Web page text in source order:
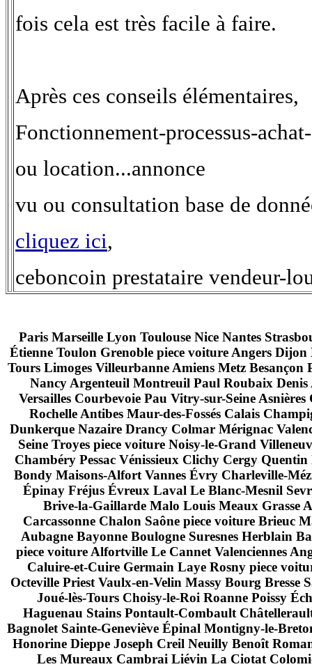
fois cela est très facile à faire.
Après ces conseils élémentaires,
Fonctionnement-processus-achat-
ou location...annonce
vu ou consultation base de
cliquez ici,
ceboncoin prestataire vendeur-
Paris Marseille Lyon Toulouse Nice Nantes
Étienne Toulon Grenoble piece voiture Angers
Tours Limoges Villeurbanne Amiens Metz
Nancy Argenteuil Montreuil Paul Roubaix
Versailles Courbevoie Pau Vitry-sur-Seine
Rochelle Antibes Maur-des-Fossés Calais
Dunkerque Nazaire Drancy Colmar Mérignac
Seine Troyes piece voiture Noisy-le-Grand
Chambéry Pessac Vénissieux Clichy Cergy
Bondy Maisons-Alfort Vannes Évry Charleville-
Épinay Fréjus Évreux Laval Le Blanc-Mesnil
Brive-la-Gaillarde Malo Louis Meaux Grasse
Carcassonne Chalon Saône piece voiture Brieuc
Aubagne Bayonne Boulogne Suresnes Herblain
piece voiture Alfortville Le Cannet Valenciennes
Caluire-et-Cuire Germain Laye Rosny piece
Octeville Priest Vaulx-en-Velin Massy Bourg
Joué-lès-Tours Choisy-le-Roi Roanne Poissy
Haguenau Stains Pontault-Combault
Bagnolet Sainte-Geneviève Épinal Montigny-le-
Honorine Dieppe Joseph Creil Neuilly Benoît
Les Mureaux Cambrai Liévin La Ciotat